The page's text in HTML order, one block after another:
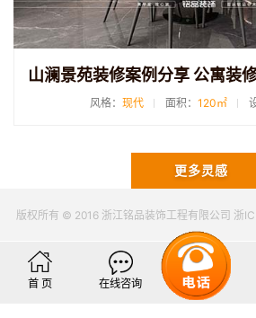
山澜景苑装修案例分享 公寓装
风格： 现代 面积： 120㎡
更多灵感
版权所有 © 2016 浙江铭品装饰工程有限公司 浙
首 页 在线咨询